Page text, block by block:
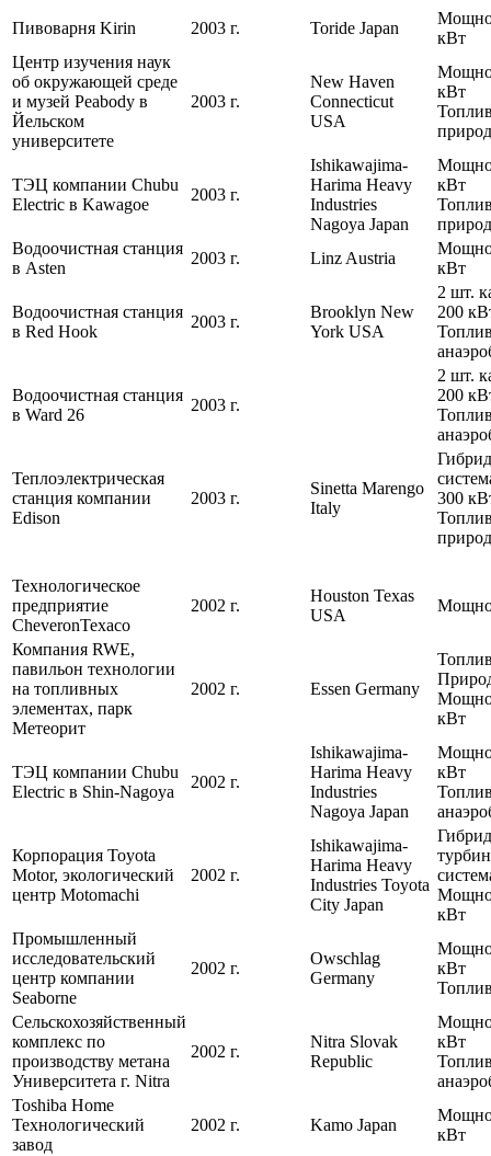
Пивоварня Kirin 2003 г. Toride Japan
кВт
Центр изучения наук
об окружающей среде
и музей Peabody в
Йельском
университете
2003 г.
New Haven
Connecticut
USA
кВт
ТЭЦ компании Chubu
Electric в Kawagoe
2003 г.
Ishikawajima-
Harima Heavy
Industries
Nagoya Japan
кВт
Водоочистная станция
в Asten
2003 г. Linz Austria
кВт
Водоочистная станция
в Red Hook
2003 г.
Brooklyn New
York USA
2 шт.
200
Водоочистная станция
в Ward 26
2003 г.
2 шт.
200
Теплоэлектрическая
станция компании
Edison
2003 г.
Sinetta Marengo
Italy
300
Технологическое
предприятие
CheveronTexaco
2002 г.
Houston Texas
USA
Компания RWE,
павильон технологии
на топливных
элементах, парк
Метеорит
2002 г. Essen Germany
кВт
ТЭЦ компании Chubu
Electric в Shin-Nagoya
2002 г.
Ishikawajima-
Harima Heavy
Industries
Nagoya Japan
кВт
Корпорация Toyota
Motor, экологический
центр Motomachi
2002 г.
Ishikawajima-
Harima Heavy
Industries Toyota
City Japan
кВт
Промышленный
исследовательский
центр компании
Seaborne
2002 г.
Owschlag
Germany
кВт
Сельскохозяйственный
комплекс по
производству метана
Университета г. Nitra
2002 г.
Nitra Slovak
Republic
кВт
Toshiba Home
Технологический
завод
2002 г. Kamo Japan
кВт